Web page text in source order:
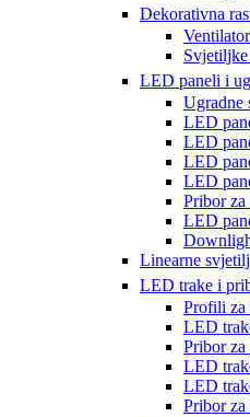
Dekorativna
Svjetiljke
LED paneli i
Ugradne
LED
LED
LED
LED
Pribor
LED
Linearne
LED trake i
Profili
LED
Pribor
LED
LED
Pribor